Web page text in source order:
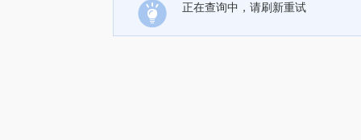
正在查询中，请刷新重试